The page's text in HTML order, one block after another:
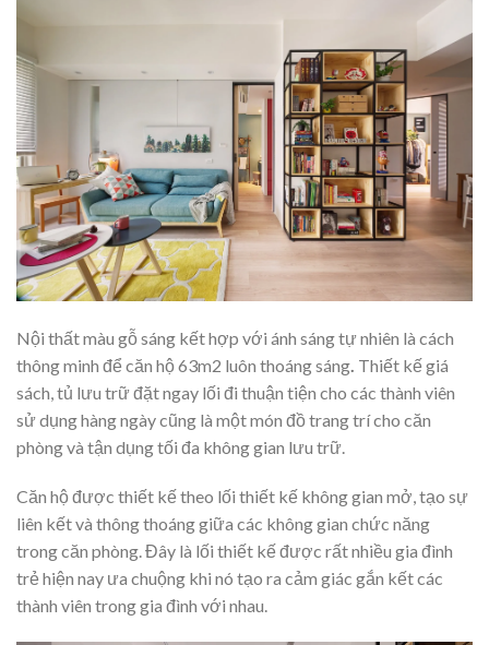
Nội thất màu gỗ sáng kết hợp với ánh sáng tự nhiên là cách
thông minh để căn hộ 63m2 luôn thoáng sáng Thiết kế giá
sách, tủ lưu trữ đặt ngay lối đi thuận tiện cho các thành viên
sử dụng hàng ngày cũng là một món đồ trang trí cho căn
phòng và tận dụng tối đa không gian lưu trữ.
Căn hộ được thiết kế theo lối thiết kế không gian mở, tạo sự
liên kết và thông thoáng giữa các không gian chức năng
trong căn phòng. Đây là lối thiết kế được rất nhiều gia đình
trẻ hiện nay ưa chuộng khi nó tạo ra cảm giác gắn kết các
thành viên trong gia đình với nhau.